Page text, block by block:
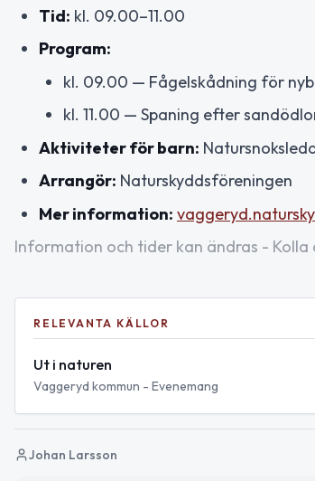
Tid: kl. 09.00–11.00
Program:
kl. 09.00 — Fågelskådning för
kl. 11.00 — Spaning efter
Aktiviteter för barn:
Arrangör: Naturskyddsföreningen
Mer information:
Information och tider kan ändras - Kolla
RELEVANTA KÄLLOR
Ut i naturen
Vaggeryd kommun - Evenemang
Johan Larsson